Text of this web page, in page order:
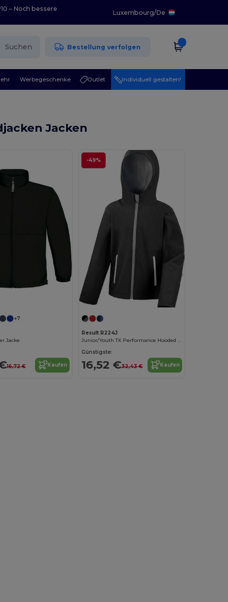
– Noch bessere
Luxembourg/De
Suchen Bestellung verfolgen
Werbegeschenke Outlet Individuell gestalten!
Jacken
+7
Jacke
16,72 € Kaufen
-49%
Result R224J
Junior/Youth TX Performance Hooded Soft Shell Jacke
Günstigste:
16,52 €32,43 € Kaufen